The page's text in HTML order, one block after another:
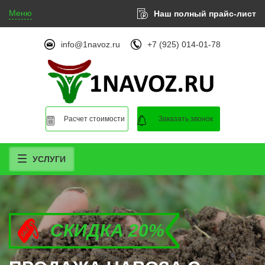
Меню Наш полный прайс-лист
info@1navoz.ru +7 (925) 014-01-78
Расчет стоимости Заказать звонок
УСЛУГИ
СКИДКА 20%
СКИДКА 20%
СКИДКА 20%